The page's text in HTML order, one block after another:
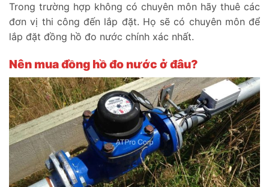
Trong trường hợp không có chuyên môn hãy thuê các
đơn vị thi công đến lắp đặt. Họ sẽ có chuyên môn để
lắp đặt đồng hồ đo nước chính xác nhất.
Nên mua đồng hồ đo nước ở đâu?